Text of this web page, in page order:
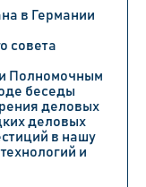
в Германии
совета
Полномочным
беседы
деловых
деловых
в нашу
и